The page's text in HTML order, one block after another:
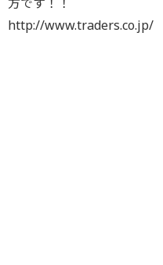
http://www.traders.co.jp/